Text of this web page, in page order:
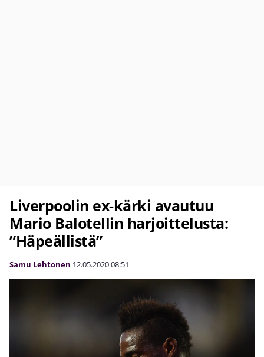
Liverpoolin ex-kärki avautuu
Mario Balotellin harjoittelusta:
”Häpeällistä”
Samu Lehtonen 12.05.202008:51